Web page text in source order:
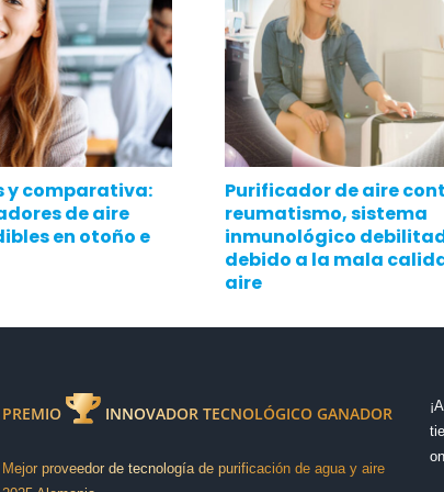
y comparativa:
de aire
en otoño e
Purificador de aire
reumatismo, sistema
inmunológico
debido a la mala
aire
PREMIO INNOVADOR TECNOLÓGICO GANADOR
Mejor proveedor de tecnología de purificación de agua y aire